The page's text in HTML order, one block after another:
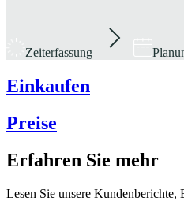
Zeiterfassung
Einkaufen
Preise
Erfahren Sie mehr
Lesen Sie unsere Kundenberichte,